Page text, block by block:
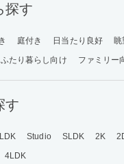
探す
庭付き 日当たり良好 眺
ふたり暮らし向け ファミリー
す
Studio SLDK 2K
4LDK